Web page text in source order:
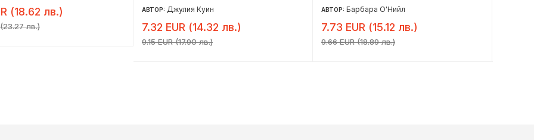
(18.62 лв.)
(23.27 лв.)
АВТОР: Джулия Куин
7.32 EUR (14.32 лв.)
9.15 EUR (17.90 лв.)
АВТОР: Барбара О'Нийл
7.73 EUR (15.12 лв.)
9.66 EUR (18.89 лв.)